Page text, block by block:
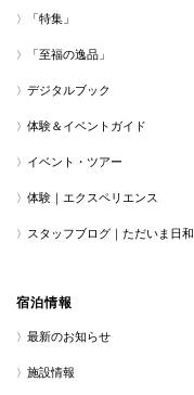
「特集」
「至福の逸品」
デジタルブック
体験＆イベントガイド
イベント・ツアー
体験｜エクスペリエンス
スタッフブログ｜ただいま日和
宿泊情報
最新のお知らせ
施設情報